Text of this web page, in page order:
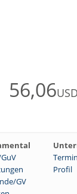
56,06USD
Profil
GV